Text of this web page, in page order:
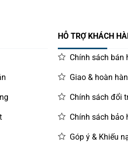
HỖ TRỢ KHÁCH
Chính sách bán
Giao & hoàn
Chính sách đổi
Chính sách bảo
Góp ý & Khiếu